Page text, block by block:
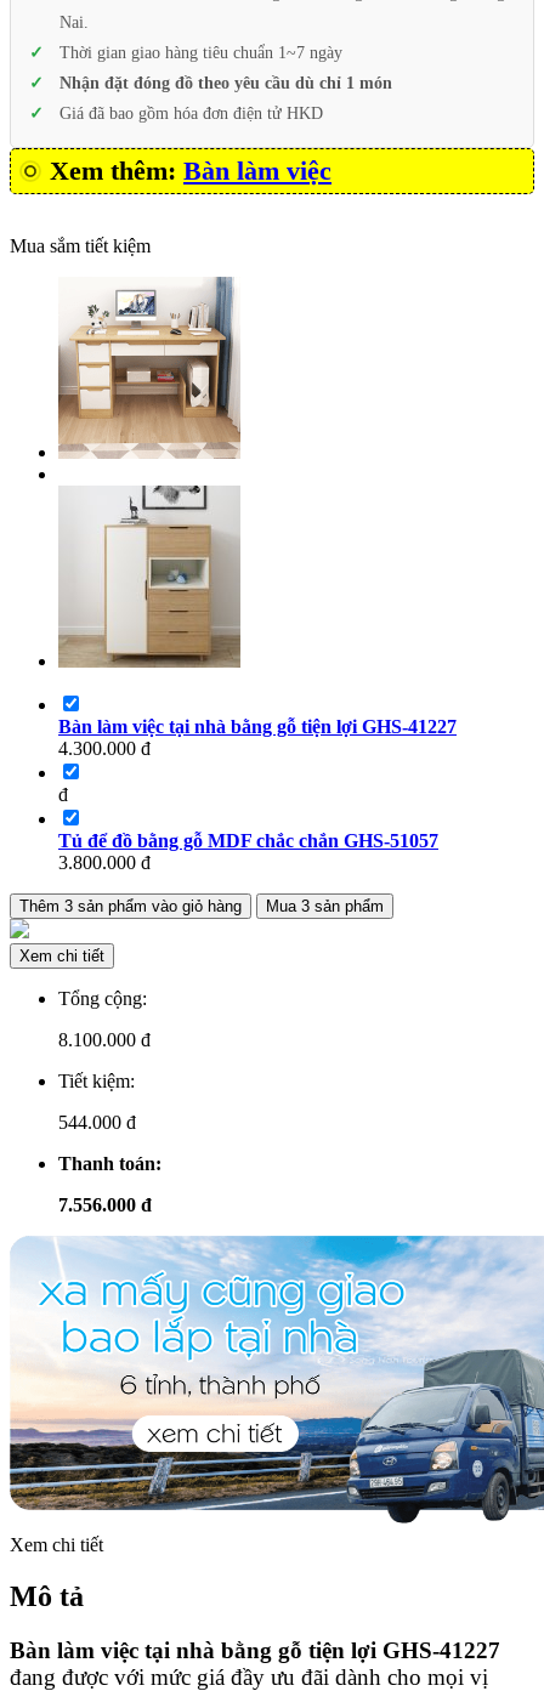
Nai.
Thời gian giao hàng tiêu chuẩn 1~7 ngày
Nhận đặt đóng đồ theo yêu cầu dù chỉ 1 món
Giá đã bao gồm hóa đơn điện tử HKD
Xem thêm: Bàn làm việc
Mua sắm tiết kiệm
Bàn làm việc tại nhà bằng gỗ tiện lợi GHS-41227
4.300.000 đ
đ
Tủ để đồ bằng gỗ MDF chắc chắn GHS-51057
3.800.000 đ
Thêm 3 sản phẩm vào giỏ hàng Mua 3 sản phẩm
Xem chi tiết
Tổng cộng:
8.100.000 đ
Tiết kiệm:
544.000 đ
Thanh toán:
7.556.000 đ
Xem chi tiết
Mô tả
Bàn làm việc tại nhà bằng gỗ tiện lợi GHS-41227
đang được với mức giá đầy ưu đãi dành cho mọi vị